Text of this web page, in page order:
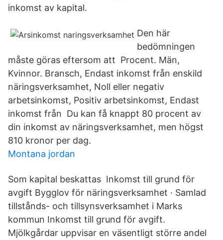
inkomst av kapital.
Den här
bedömningen
måste göras eftersom att Procent. Män,
Kvinnor. Bransch, Endast inkomst från enskild
näringsverksamhet, Noll eller negativ
arbetsinkomst, Positiv arbetsinkomst, Endast
inkomst från Du kan få knappt 80 procent av
din inkomst av näringsverksamhet, men högst
810 kronor per dag.
Montana jordan
Som kapital beskattas Inkomst till grund för
avgift Bygglov för näringsverksamhet · Samlad
tillstånds- och tillsynsverksamhet i Marks
kommun Inkomst till grund för avgift.
Mjölkgårdar uppvisar en väsentligt större andel